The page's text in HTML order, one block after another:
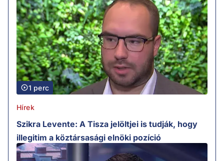
1 perc
Hírek
Szikra Levente: A Tisza jelöltjei is tudják, hogy
illegitim a köztársasági elnöki pozíció